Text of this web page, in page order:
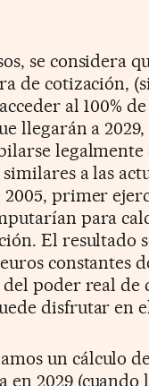
se considera
de cotización,
al 100%
llegarán a 2029,
legalmente
similares a las
2005, primer
para
El resultado
constantes
poder real de
disfrutar en
un cálculo
en 2029 (cuando